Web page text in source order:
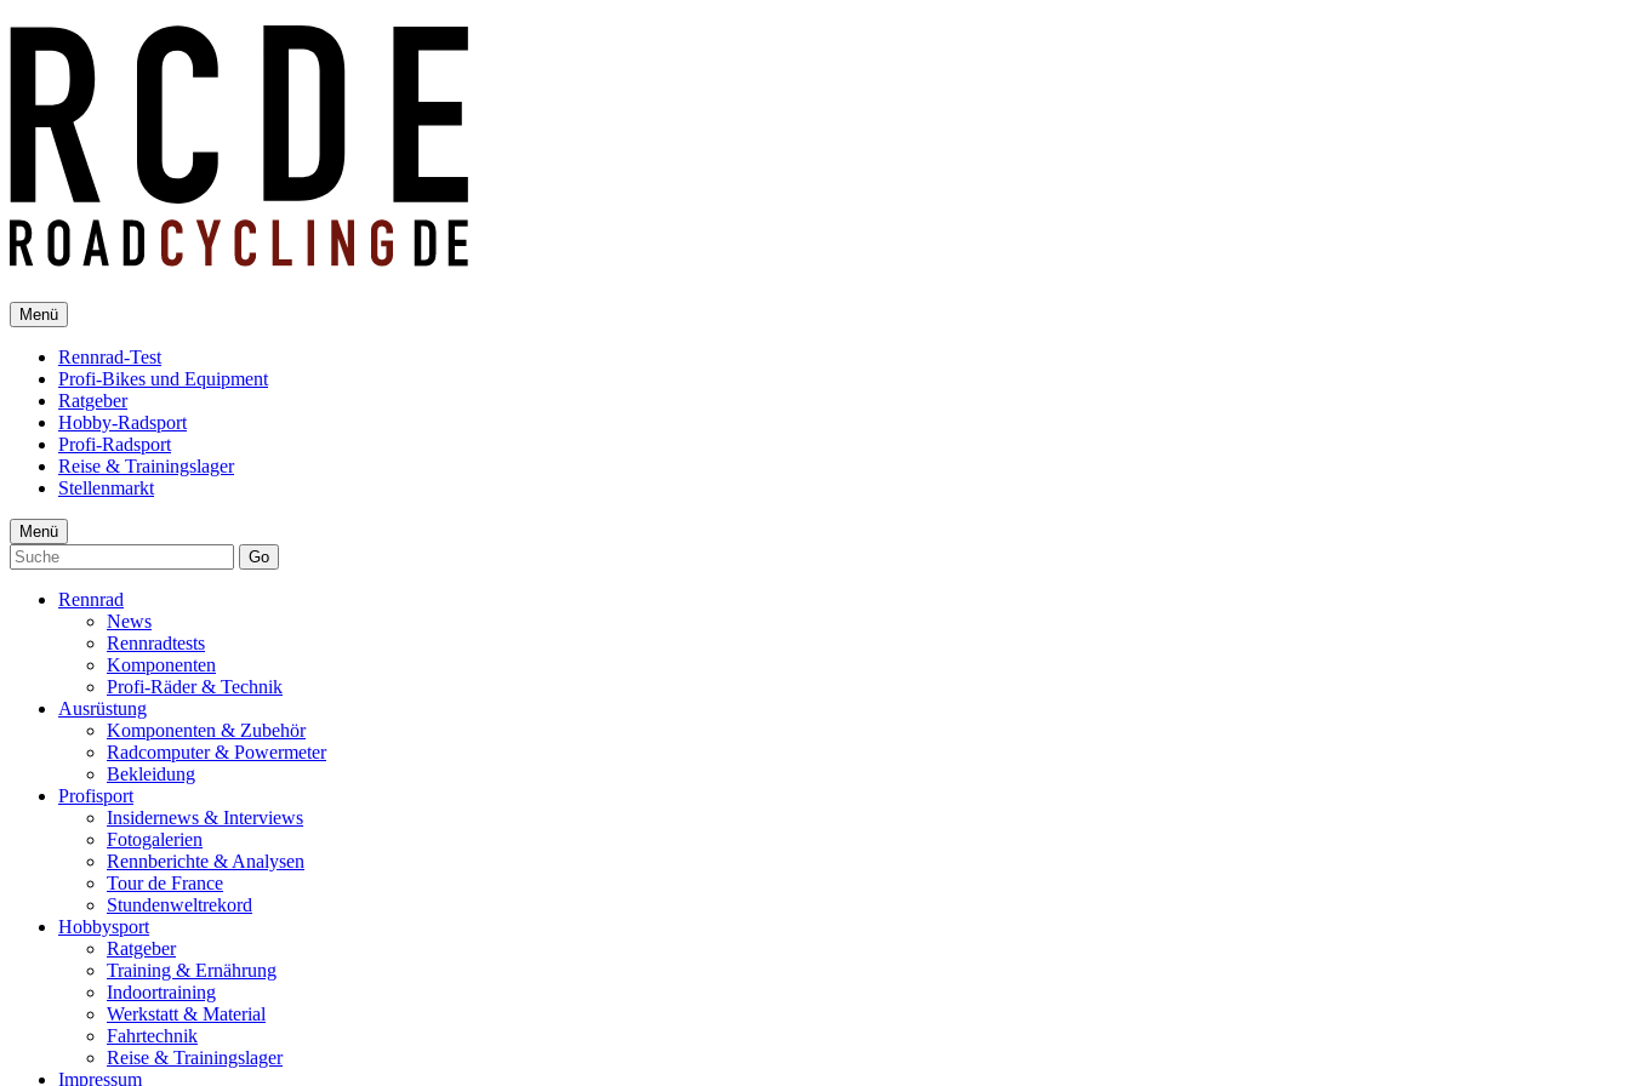
Menü
Rennrad-Test
Profi-Bikes und Equipment
Ratgeber
Hobby-Radsport
Profi-Radsport
Reise & Trainingslager
Stellenmarkt
Menü
Go
Rennrad
News
Rennradtests
Komponenten
Profi-Räder & Technik
Ausrüstung
Komponenten & Zubehör
Radcomputer & Powermeter
Bekleidung
Profisport
Insidernews & Interviews
Fotogalerien
Rennberichte & Analysen
Tour de France
Stundenweltrekord
Hobbysport
Ratgeber
Training & Ernährung
Indoortraining
Werkstatt & Material
Fahrtechnik
Reise & Trainingslager
Impressum